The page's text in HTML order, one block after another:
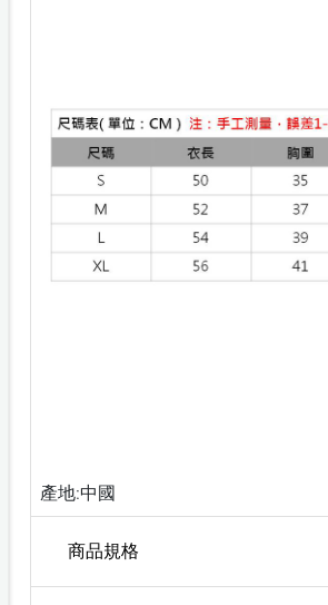
產地:中國
商品規格